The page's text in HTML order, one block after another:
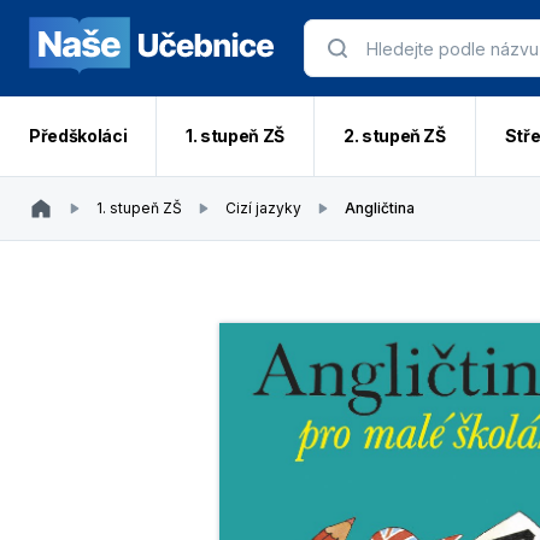
Předškoláci 1. stupeň ZŠ 2. stupeň ZŠ
1. stupeň ZŠ Cizí jazyky Angličtina